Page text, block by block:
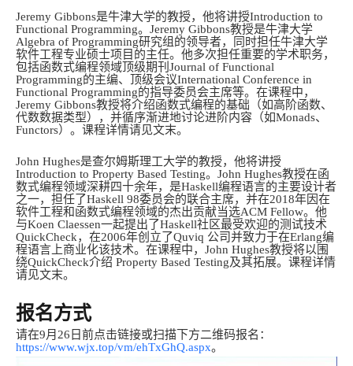
Jeremy Gibbons是牛津大学的教授，他将讲授Introduction to
Functional Programming。 Jeremy Gibbons教授是牛津大学
Algebra of Programming研究组的领导者，同时担任牛津大学
软件工程专业硕士项目的主任。他多次担任重要的学术职务，
包括函数式编程领域顶级期刊Journal of Functional
Programming的主编、顶级会议International Conference in
Functional Programming的指导委员会主席等。在课程中，
Jeremy Gibbons教授将介绍函数式编程的基础（如高阶函数、
代数数据类型），并循序渐进地讨论进阶内容（如Monads、
Functors）。课程详情请见文末。
John Hughes是查尔姆斯理工大学的教授，他将讲授
Introduction to Property Based Testing。 John Hughes教授在函
数式编程领域深耕四十余年，是Haskell编程语言的主要设计者
之一，担任了Haskell 98委员会的联合主席，并在2018年因在
软件工程和函数式编程领域的杰出贡献当选ACM Fellow。他
与Koen Claessen一起提出了Haskell社区最受欢迎的测试技术
QuickCheck，在2006年创立了Quviq 公司并致力于在Erlang编
程语言上商业化该技术。在课程中， John Hughes教授将以围
绕QuickCheck介绍 Property Based Testing及其拓展。课程详情
请见文末。
报名方式
请在9月26 日前点击链接或扫描下方二维码报名：
https://www.wjx.top/vm/ehTxGhQ.aspx。